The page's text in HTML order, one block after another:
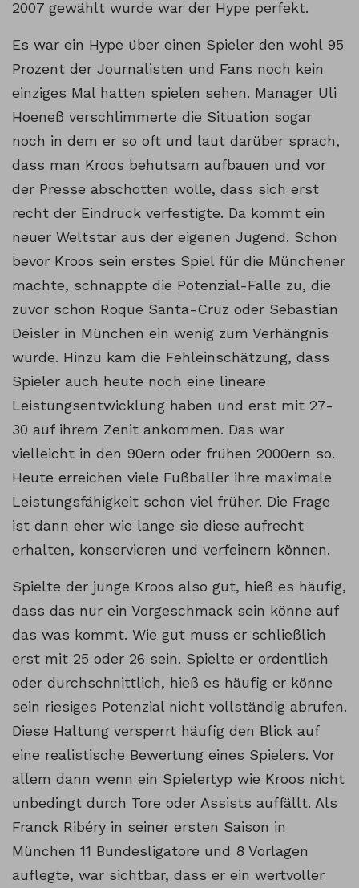
2007 gewählt wurde war der Hype perfekt.
Es war ein Hype über einen Spieler den wohl 95
Prozent der Journalisten und Fans noch kein
einziges Mal hatten spielen sehen. Manager Uli
Hoeneß verschlimmerte die Situation sogar
noch in dem er so oft und laut darüber sprach,
dass man Kroos behutsam aufbauen und vor
der Presse abschotten wolle, dass sich erst
recht der Eindruck verfestigte. Da kommt ein
neuer Weltstar aus der eigenen Jugend. Schon
bevor Kroos sein erstes Spiel für die Münchener
machte, schnappte die Potenzial-Falle zu, die
zuvor schon Roque Santa-Cruz oder Sebastian
Deisler in München ein wenig zum Verhängnis
wurde. Hinzu kam die Fehleinschätzung, dass
Spieler auch heute noch eine lineare
Leistungsentwicklung haben und erst mit 27-
30 auf ihrem Zenit ankommen. Das war
vielleicht in den 90ern oder frühen 2000ern so.
Heute erreichen viele Fußballer ihre maximale
Leistungsfähigkeit schon viel früher. Die Frage
ist dann eher wie lange sie diese aufrecht
erhalten, konservieren und verfeinern können.
Spielte der junge Kroos also gut, hieß es häufig,
dass das nur ein Vorgeschmack sein könne auf
das was kommt. Wie gut muss er schließlich
erst mit 25 oder 26 sein. Spielte er ordentlich
oder durchschnittlich, hieß es häufig er könne
sein riesiges Potenzial nicht vollständig abrufen.
Diese Haltung versperrt häufig den Blick auf
eine realistische Bewertung eines Spielers. Vor
allem dann wenn ein Spielertyp wie Kroos nicht
unbedingt durch Tore oder Assists auffällt. Als
Franck Ribéry in seiner ersten Saison in
München 11 Bundesligatore und 8 Vorlagen
auflegte, war sichtbar, dass er ein wertvoller